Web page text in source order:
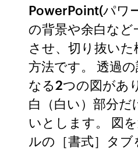
PowerPoint(パワ
の背景や余白など
させ、切り抜い
方法です。 透過
なる2つの図があ
白（白い）部分だ
いとします。 図
ルの［書式］タ